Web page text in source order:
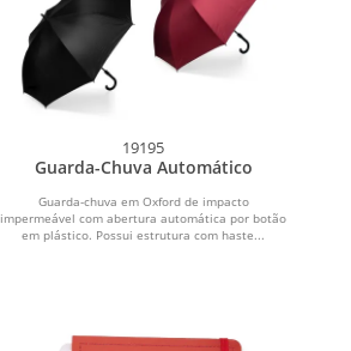
19195
Guarda-Chuva Automático
Guarda-chuva em Oxford de impacto
impermeável com abertura automática por botão
em plástico. Possui estrutura com haste...